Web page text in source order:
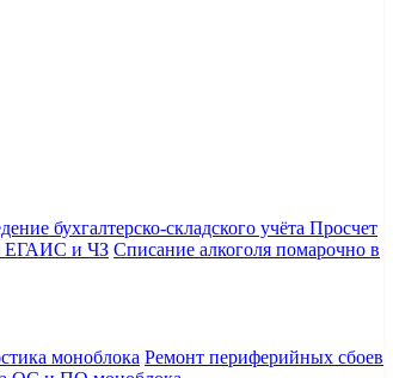
бухгалтерско-складского учёта Просчет
ЕГАИС и ЧЗ Списание алкоголя помарочно в
моноблока Ремонт периферийных сбоев